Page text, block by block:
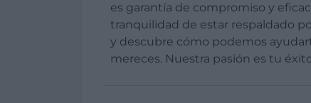
es garantía de compromiso y
tranquilidad de estar respaldado
y descubre cómo podemos
mereces. Nuestra pasión es tu